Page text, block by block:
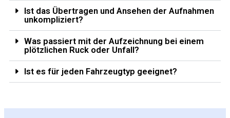
Ist das Übertragen und Ansehen der Aufnahmen
unkompliziert?
Was passiert mit der Aufzeichnung bei einem
plötzlichen Ruck oder Unfall?
Ist es für jeden Fahrzeugtyp geeignet?